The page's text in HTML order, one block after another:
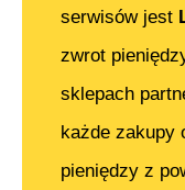
serwisów jest
zwrot
sklepach
każde zakupy
pieniędzy z